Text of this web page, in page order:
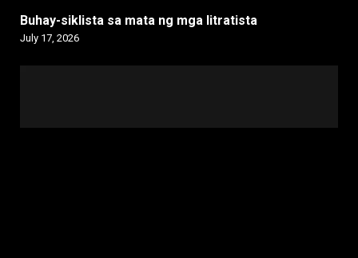
Buhay-siklista sa mata ng mga litratista
July 17, 2026